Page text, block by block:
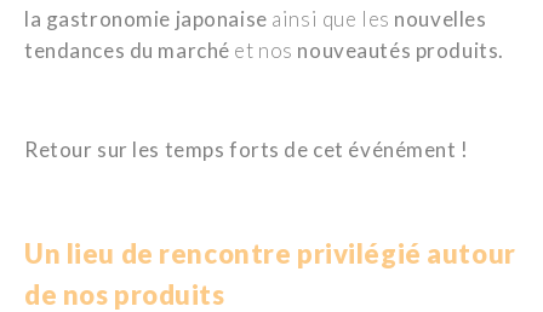
la gastronomie japonaise ainsi que les nouvelles
tendances du marché et nos nouveautés produits.
Retour sur les temps forts de cet événément !
Un lieu de rencontre privilégié autour
de nos produits